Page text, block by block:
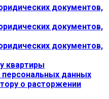
документов,
документов,
документов,
квартиры
персональных данных
о расторжении